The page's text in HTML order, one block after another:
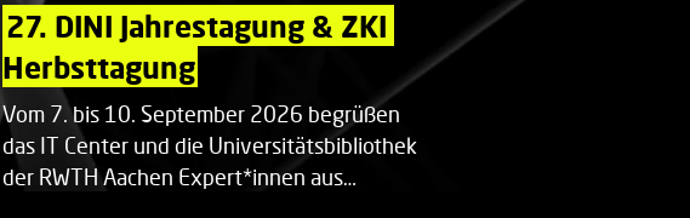
27. DINI Jahrestagung & ZKI
Herbsttagung
Vom 7. bis 10. September 2026 begrüßen
das IT Center und die Universitätsbibliothek
der RWTH Aachen Expert*innen aus…